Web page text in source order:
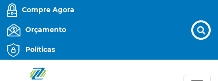
Compre Agora
Orçamento
Políticas